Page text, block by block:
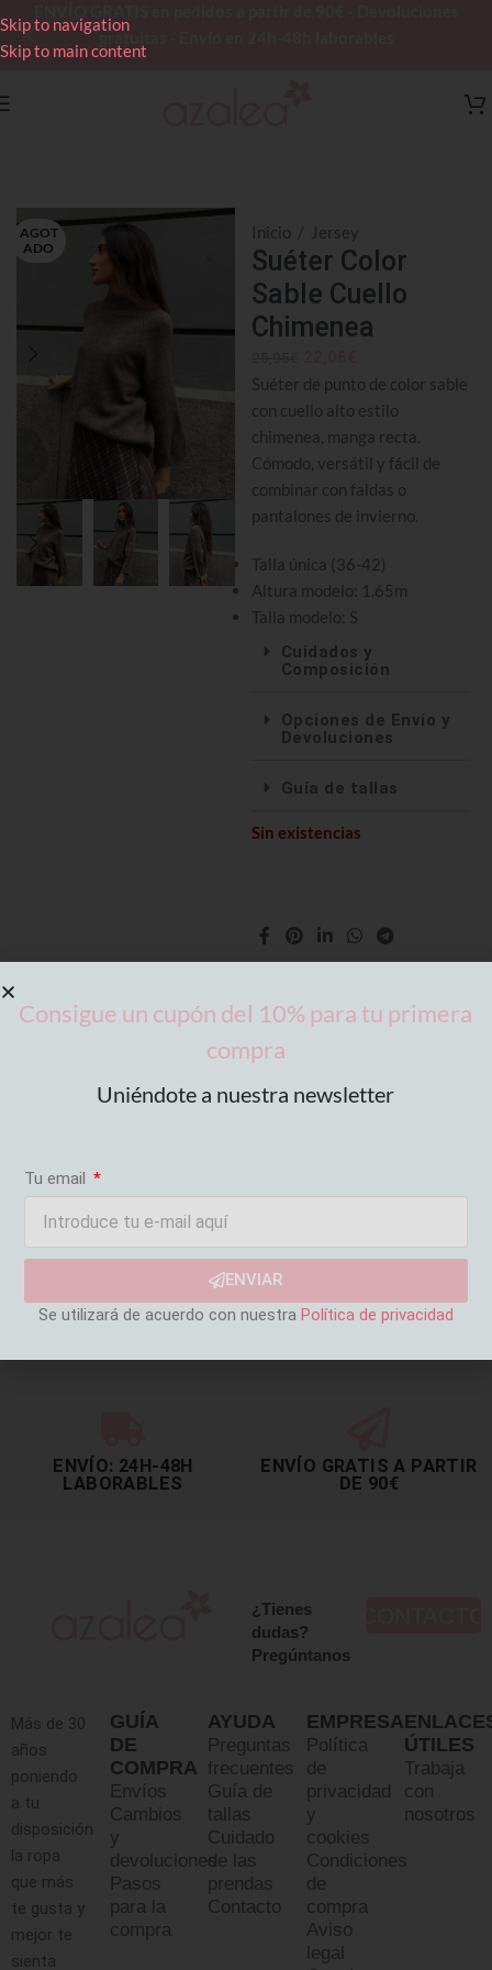
Skip to navigation
Skip to main content
gratuitas - Envío en 24h-48h laborables
AGOT
ADO
Inicio / Jersey
Suéter Color
Sable Cuello
Chimenea
Suéter de punto de color sable
con cuello alto estilo
chimenea, manga recta.
Cómodo, versátil y fácil de
combinar con faldas o
pantalones de invierno.
Talla única (36-42)
Altura modelo: 1.65m
Talla modelo: S
Cuidados y
Composición
Opciones de Envío y
Devoluciones
Guía de tallas
Sin existencias
ENVÍO: 24H-48H
LABORABLES
ENVÍO GRATIS A PARTIR
DE 90€
¿Tienes
dudas?
Pregúntanos
Más de 30
años
poniendo
a tu
disposición
la ropa
que más
te gusta y
mejor te
sienta
GUÍA
DE
COMPRA
Envíos
Cambios
y
devoluciones
Pasos
para la
compra
AYUDA
Preguntas
frecuentes
Guía de
tallas
Cuidado
de las
prendas
Contacto
EMPRESA
Política
de
privacidad
y
cookies
Condiciones
de
compra
Aviso
legal
ÚTILES
Trabaja
con
nosotros
Consigue un cupón del 10% para tu primera
compra
Uniéndote a nuestra newsletter
Tu email
ENVIAR
Se utilizará de acuerdo con nuestra Política de privacidad